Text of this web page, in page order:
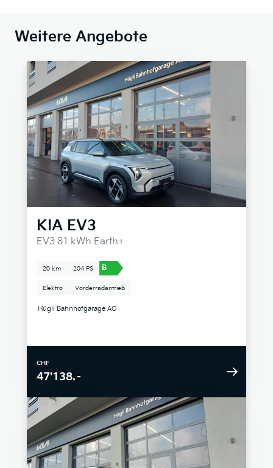
Weitere Angebote
KIA EV3
EV3 81 kWh Earth+
20 km 204 PS B
Elektro Vorderradantrieb
Hügli Bahnhofgarage AG
CHF
47'138.–